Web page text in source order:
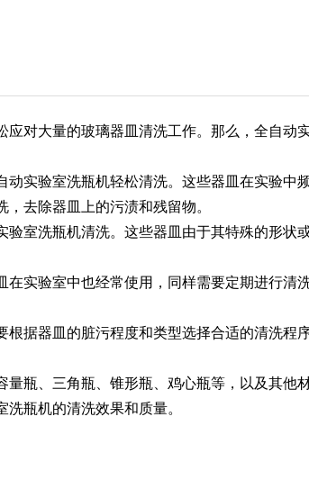
对大量的玻璃器皿清洗工作。那么，全自动
实验室洗瓶机轻松清洗。这些器皿在实验中
去除器皿上的污渍和残留物。
室洗瓶机清洗。这些器皿由于其特殊的形状
实验室中也经常使用，同样需要定期进行清
据器皿的脏污程度和类型选择合适的清洗程
瓶、三角瓶、锥形瓶、鸡心瓶等，以及其他
瓶机的清洗效果和质量。